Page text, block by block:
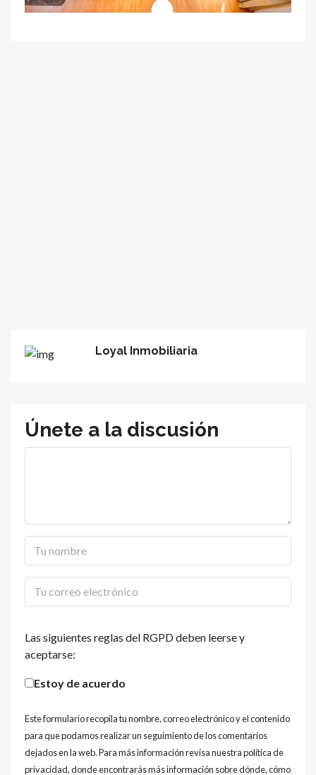
Loyal Inmobiliaria
Únete a la discusión
Las siguientes reglas del RGPD deben leerse y
aceptarse:
Estoy de acuerdo
Este formulario recopila tu nombre, correo electrónico y el contenido
para que podamos realizar un seguimiento de los comentarios
dejados en la web. Para más información revisa nuestra política de
privacidad, donde encontrarás más información sobre dónde, cómo